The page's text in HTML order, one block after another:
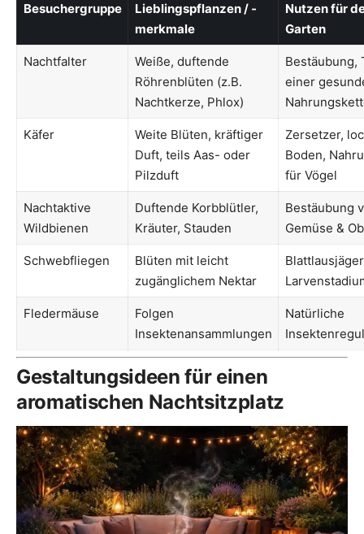
Besuchergruppe
Lieblingspflanzen / -
merkmale
Nutzen für
Garten
Nachtfalter
Weiße, duftende
Röhrenblüten (z.B.
Nachtkerze, Phlox)
Bestäubung,
einer
Käfer
Weite Blüten, kräftiger
Duft, teils Aas- oder
Pilzduft
Zersetzer,
Boden,
für Vögel
Nachtaktive
Wildbienen
Duftende Korbblütler,
Kräuter, Stauden
Bestäubung
Gemüse &
Schwebfliegen
Blüten mit leicht
zugänglichem Nektar
Fledermäuse
Folgen
Insektenansammlungen
Natürliche
Gestaltungsideen für einen
aromatischen Nachtsitzplatz